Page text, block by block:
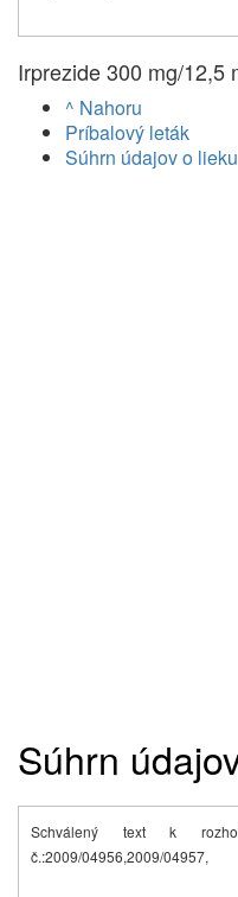
Irprezide 300 mg/12,5
^ Nahoru
Príbalový leták
Súhrn údajov o lieku
Súhrn
Schválený text k
č.:2009/04956,2009/04957,